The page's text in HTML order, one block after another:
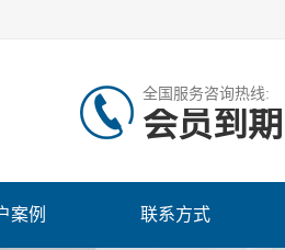
全国服务咨询热线:
会员到期
案例 联系方式